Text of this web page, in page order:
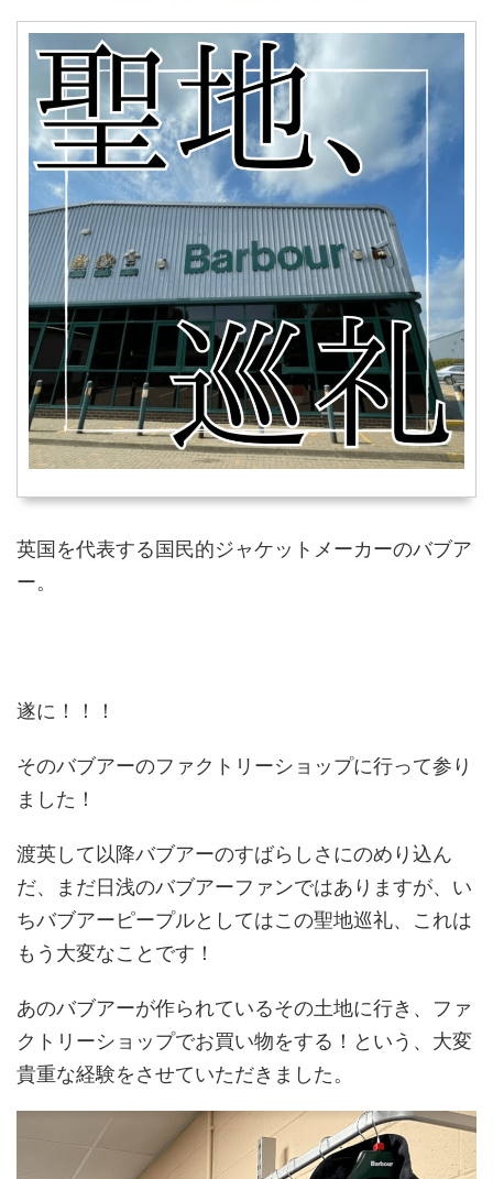
英国を代表する国民的ジャケットメーカーのバブア
ー。
遂に！！！
そのバブアーのファクトリーショップに行って参り
ました！
渡英して以降バブアーのすばらしさにのめり込ん
だ、まだ日浅のバブアーファンではありますが、い
ちバブアーピープルとしてはこの聖地巡礼、これは
もう大変なことです！
あのバブアーが作られているその土地に行き、ファ
クトリーショップでお買い物をする！という、大変
貴重な経験をさせていただきました。